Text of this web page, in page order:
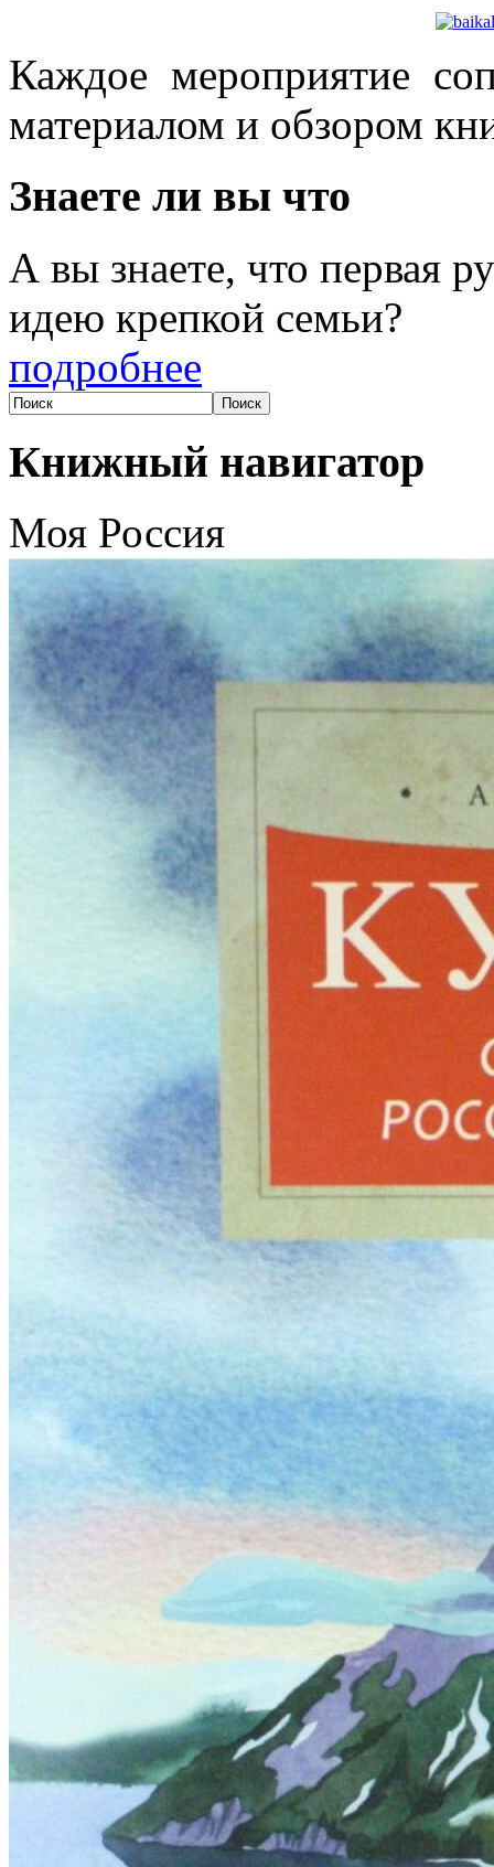
Каждое мероприятие
материалом и обзором
Знаете ли вы что
А вы знаете, что первая
идею крепкой семьи?
подробнее
Книжный навигатор
Моя Россия